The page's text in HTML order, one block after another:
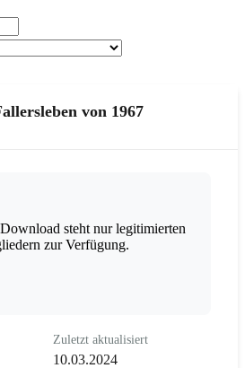
von 1967
steht nur legitimierten
zur Verfügung.
Zuletzt aktualisiert
10.03.2024